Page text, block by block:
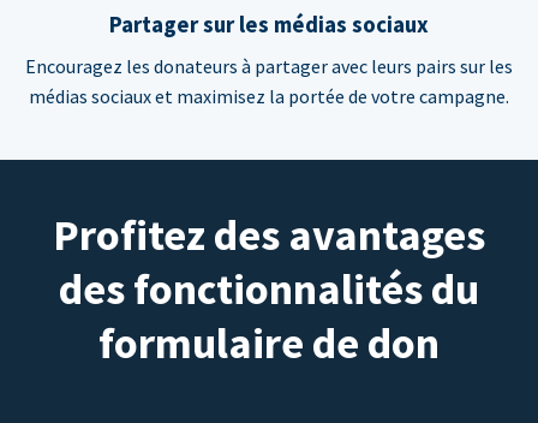
Partager sur les médias sociaux
Encouragez les donateurs à partager avec leurs pairs sur les
médias sociaux et maximisez la portée de votre campagne.
Profitez des avantages
des fonctionnalités du
formulaire de don